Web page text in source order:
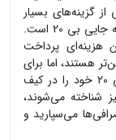
گزینه‌های بسیار
جایی بی 20
است.
هزینه‌ای پرداخت
هستند، اما برای
خود را در کیف
شناخته می‌شوند،
می‌سپارید و